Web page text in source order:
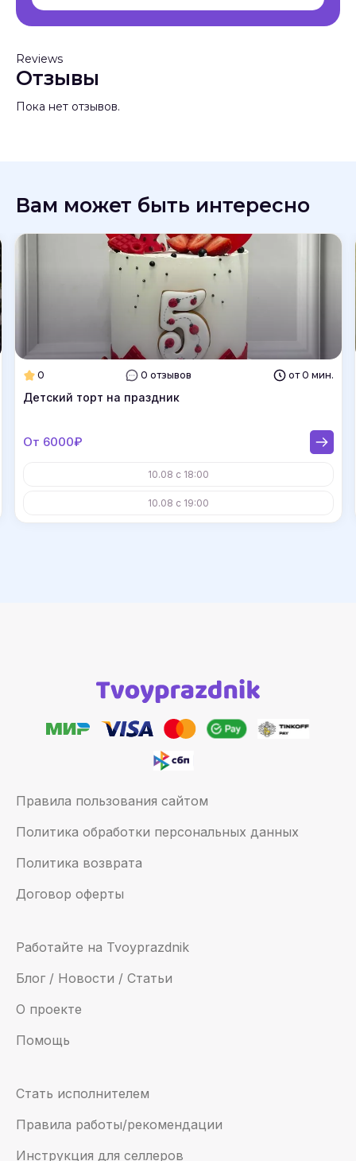
Reviews
Отзывы
Пока нет отзывов.
Вам может быть интересно
0 0 отзывов от 0 мин.
Детский торт на праздник
От 6000₽
10.08 с 18:00
10.08 с 19:00
Правила пользования сайтом
Политика обработки персональных данных
Политика возврата
Договор оферты
Работайте на Tvoyprazdnik
Блог / Новости / Статьи
О проекте
Помощь
Стать исполнителем
Правила работы/рекомендации
Инструкция для селлеров